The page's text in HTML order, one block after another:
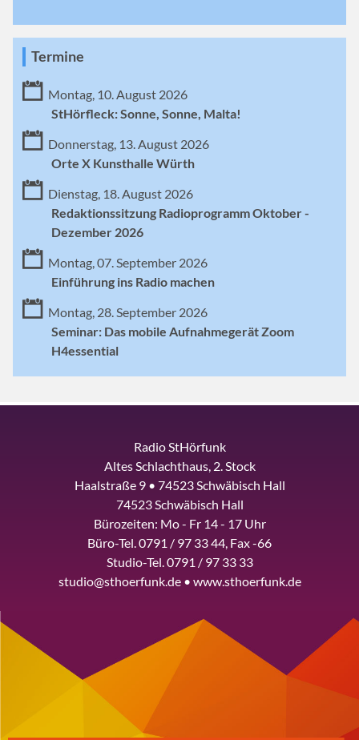
Termine
Montag, 10. August 2026
StHörfleck: Sonne, Sonne, Malta!
Donnerstag, 13. August 2026
Orte X Kunsthalle Würth
Dienstag, 18. August 2026
Redaktionssitzung Radioprogramm Oktober -
Dezember 2026
Montag, 07. September 2026
Einführung ins Radio machen
Montag, 28. September 2026
Seminar: Das mobile Aufnahmegerät Zoom
H4essential
Radio StHörfunk
Altes Schlachthaus, 2. Stock
Haalstraße 9 • 74523 Schwäbisch Hall
74523 Schwäbisch Hall
Bürozeiten: Mo - Fr 14 - 17 Uhr
Büro-Tel. 0791 / 97 33 44, Fax -66
Studio-Tel. 0791 / 97 33 33
studio@sthoerfunk.de • www.sthoerfunk.de